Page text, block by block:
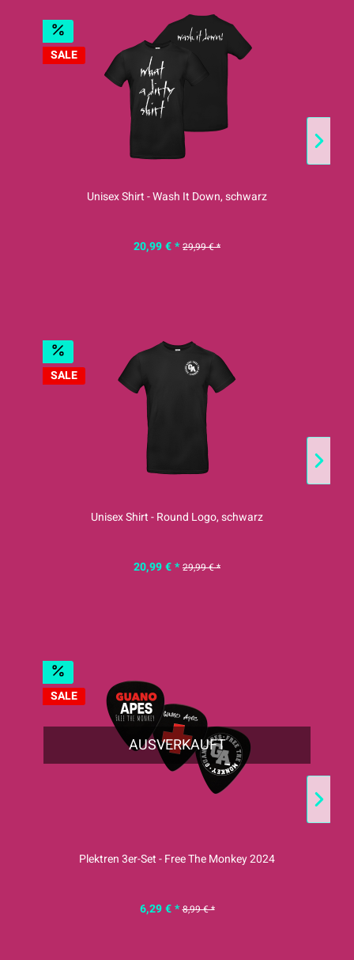
SALE
Unisex Shirt - Wash It Down, schwarz
20,99 € * 29,99 € *
SALE
Unisex Shirt - Round Logo, schwarz
20,99 € * 29,99 € *
SALE
AUSVERKAUFT
Plektren 3er-Set - Free The Monkey 2024
6,29 € * 8,99 € *